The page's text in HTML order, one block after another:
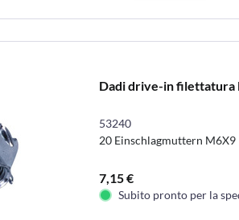
Dadi drive-in filettatura
53240
20 Einschlagmuttern M6X9
7,15 €
Subito pronto per la